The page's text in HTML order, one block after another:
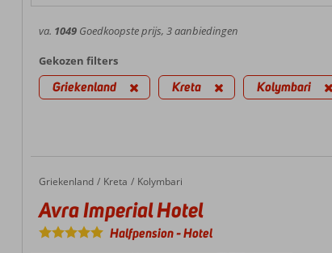
va. 1049Goedkoopste prijs, 3 aanbiedingen
Gekozen filters
Griekenland Kreta Kolymbari
Home
Griekenland Kreta Kolymbari
Avra Imperial Hotel
Avra Imperial Hotel
Halfpension-Hotel